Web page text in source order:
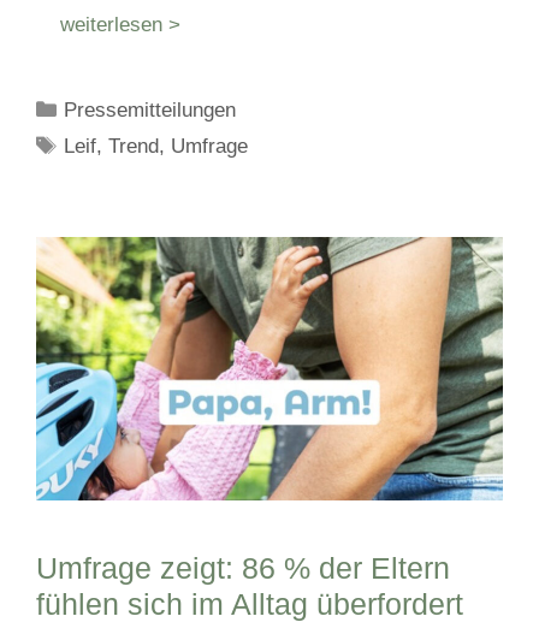
weiterlesen >
Kategorien
Pressemitteilungen
Schlagwörter
Leif,Trend, Umfrage
Umfrage zeigt: 86 % der Eltern
fühlen sich im Alltag überfordert